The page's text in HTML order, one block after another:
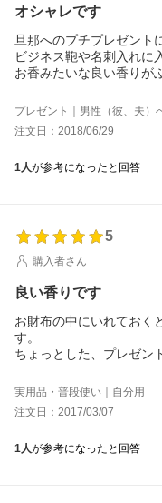
オシャレです
旦那へのプチプレゼント
ビジネス鞄や名刺入れに
お香みたいな良い香りが
プレゼント｜男性（彼、夫）
注文日：2018/06/29
1人が参考になったと回答
5
購入者さん
良い香りです
お財布の中にいれておく
す。
ちょっとした、プレゼン
実用品・普段使い｜自分用
注文日：2017/03/07
1人が参考になったと回答